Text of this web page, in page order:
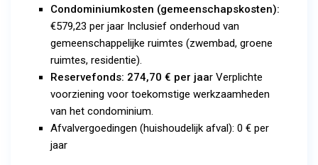
Condominiumkosten (gemeenschapskosten):
€579,23 per jaar Inclusief onderhoud van
gemeenschappelijke ruimtes (zwembad, groene
ruimtes, residentie).
Reservefonds: 274,70 € per jaar Verplichte
voorziening voor toekomstige werkzaamheden
van het condominium.
Afvalvergoedingen (huishoudelijk afval): 0 € per
jaar